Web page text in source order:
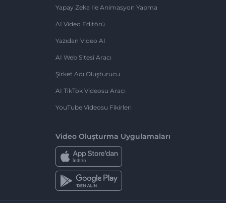
Yapay Zeka Ile Animasyon Yapma
AI Video Editörü
Yazıdan Video AI
AI Web Sitesi Aracı
Şirket Adı Oluşturucu
AI TikTok Videosu Aracı
YouTube Videosu Fikirleri
Video Oluşturma Uygulamaları